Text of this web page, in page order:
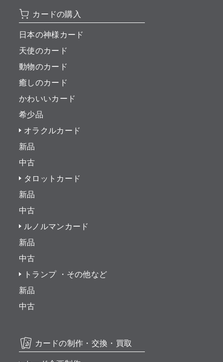
カードの購入
日本の神様カード
天使のカード
動物のカード
癒しのカード
かわいいカード
希少品
オラクルカード
新品
中古
タロットカード
新品
中古
ルノルマンカード
新品
中古
トランプ ・その他など
新品
中古
カードの制作・交換・買取